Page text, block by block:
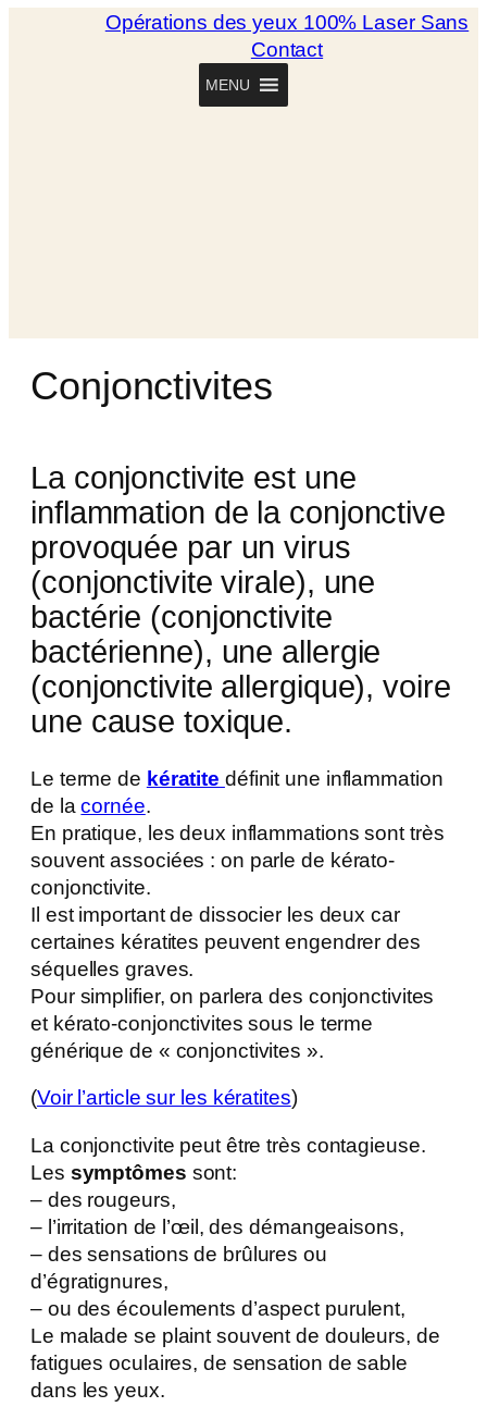
Opérations des yeux 100% Laser Sans
Contact
MENU
Conjonctivites
La conjonctivite est une
inflammation de la conjonctive
provoquée par un virus
(conjonctivite virale), une
bactérie (conjonctivite
bactérienne), une allergie
(conjonctivite allergique), voire
une cause toxique.
Le terme de kératite définit une inflammation
de lacornée.
En pratique, les deux inflammations sont très
souvent associées : on parle de kérato-
conjonctivite.
Il est important de dissocier les deux car
certaines kératites peuvent engendrer des
séquelles graves.
Pour simplifier, on parlera des conjonctivites
et kérato-conjonctivites sous le terme
générique de « conjonctivites ».
(Voir l’article sur les kératites)
La conjonctivite peut être très contagieuse.
Les symptômes sont:
– des rougeurs,
– l’irritation de l’œil, des démangeaisons,
– des sensations de brûlures ou
d’égratignures,
– ou des écoulements d’aspect purulent,
Le malade se plaint souvent de douleurs, de
fatigues oculaires, de sensation de sable
dans les yeux.